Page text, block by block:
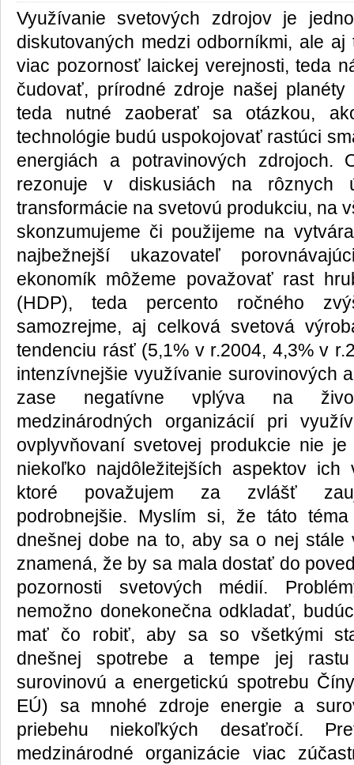
Využívanie svetových zdrojov je
diskutovaných medzi odborníkmi, ale
viac pozornosť laickej verejnosti, teda
čudovať, prírodné zdroje našej
teda nutné zaoberať sa otázkou,
technológie budú uspokojovať rastúci
energiách a potravinových zdrojoch.
rezonuje v diskusiách na rôznych
transformácie na svetovú produkciu, na
skonzumujeme či použijeme na
najbežnejší ukazovateľ
ekonomík môžeme považovať rast
(HDP), teda percento ročného
samozrejme, aj celková svetová
tendenciu rásť (5,1% v r.2004, 4,3% v
intenzívnejšie využívanie surovinových
zase negatívne vplýva na
medzinárodných organizácií pri
ovplyvňovaní svetovej produkcie nie
niekoľko najdôležitejších aspektov
ktoré považujem za zvlášť
podrobnejšie. Myslím si, že táto
dnešnej dobe na to, aby sa o nej stále
znamená, že by sa mala dostať do
pozornosti svetových médií.
nemožno donekonečna odkladať,
mať čo robiť, aby sa so všetkými
dnešnej spotrebe a tempe jej
surovinovú a energetickú spotrebu
EÚ) sa mnohé zdroje energie a
priebehu niekoľkých desaťročí.
medzinárodné organizácie viac